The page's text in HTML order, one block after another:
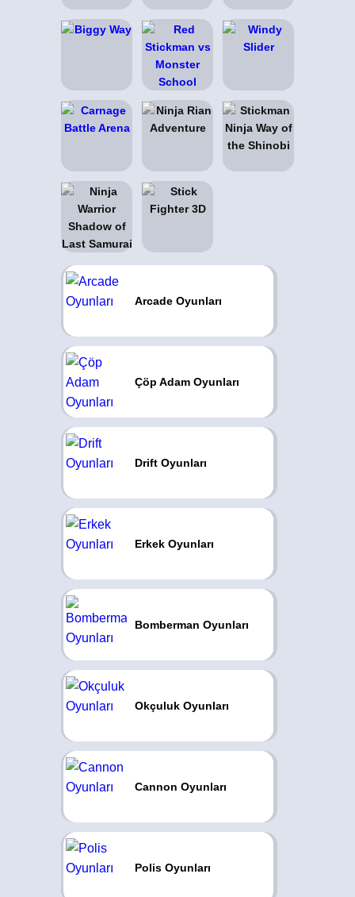
Arcade Oyunları
Çöp Adam Oyunları
Drift Oyunları
Erkek Oyunları
Bomberman Oyunları
Okçuluk Oyunları
Cannon Oyunları
Polis Oyunları